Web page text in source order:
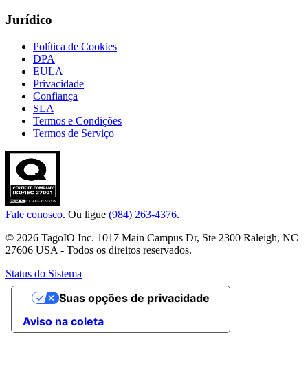
Jurídico
Política de Cookies
DPA
EULA
Privacidade
Confiança
SLA
Termos e Condições
Termos de Serviço
Fale conosco. Ou ligue (984) 263-4376.
© 2026 TagoIO Inc. 1017 Main Campus Dr, Ste 2300 Raleigh, NC
27606 USA - Todos os direitos reservados.
Status do Sistema
Aviso na coleta
Suas opções de privacidade